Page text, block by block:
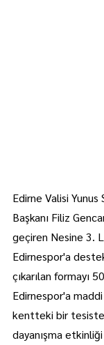
Edirne Valisi
Başkanı Filiz
geçiren Nesine 3.
Edirnespor'a
çıkarılan formayı
Edirnespor'a
kentteki bir tesiste
dayanışma